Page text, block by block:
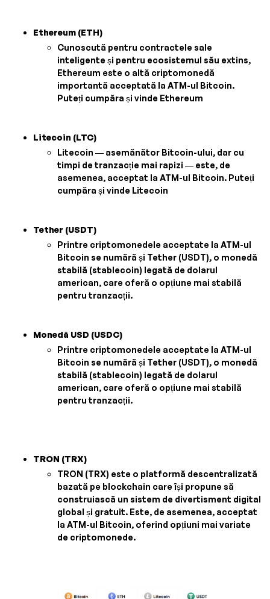
Ethereum (ETH)
Cunoscută pentru contractele sale
inteligente și pentru ecosistemul său extins,
Ethereum este o altă criptomonedă
importantă acceptată la ATM-ul Bitcoin.
Puteți cumpăra și vinde Ethereum
Litecoin (LTC)
Litecoin — asemănător Bitcoin-ului, dar cu
timpi de tranzacție mai rapizi — este, de
asemenea, acceptat la ATM-ul Bitcoin. Puteți
cumpăra și vinde Litecoin
Tether (USDT)
Printre criptomonedele acceptate la ATM-ul
Bitcoin se numără și Tether (USDT), o monedă
stabilă (stablecoin) legată de dolarul
american, care oferă o opțiune mai stabilă
pentru tranzacții.
Monedă USD (USDC)
Printre criptomonedele acceptate la ATM-ul
Bitcoin se numără și Tether (USDT), o monedă
stabilă (stablecoin) legată de dolarul
american, care oferă o opțiune mai stabilă
pentru tranzacții.
TRON (TRX)
TRON (TRX) este o platformă descentralizată
bazată pe blockchain care își propune să
construiască un sistem de divertisment digital
global și gratuit. Este, de asemenea, acceptat
la ATM-ul Bitcoin, oferind opțiuni mai variate
de criptomonede.